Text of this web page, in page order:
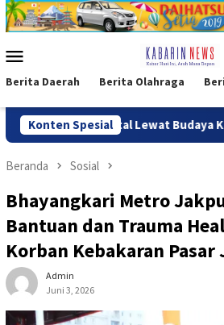
Loncat
ke
Mobile
Berita Daerah Berita Olahraga
Konten Spesial
Digital Lewat Budaya Kerja Unggul
Beranda Sosial
Bhayangkari Metro
Bantuan dan Trauma
Korban Kebakaran Pasar
Admin
Juni 3, 2026